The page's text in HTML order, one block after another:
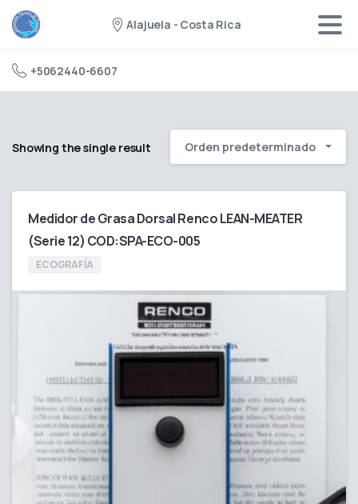
Alajuela - Costa Rica
+5062440-6607
Showing the single result Orden predeterminado
Medidor de Grasa Dorsal Renco LEAN-MEATER
(Serie 12) COD:SPA-ECO-005
ECOGRAFÍA